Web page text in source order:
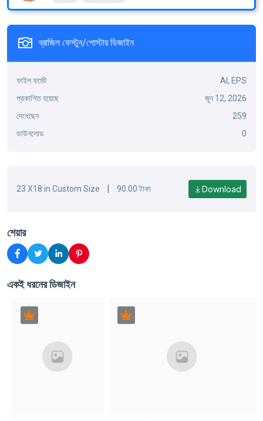
ব্রাজিল ফেস্টুন/পোস্টার ডিজাইন
ফাইল ফর্মেট
AI, EPS
প্রকাশিত হয়েছে
জুন 12, 2026
দেখেছেন
259
ডাউনলোড
0
23 X18 in Custom Size | 90.00 টাকা Download
শেয়ার
একই ধরনের ডিজাইন